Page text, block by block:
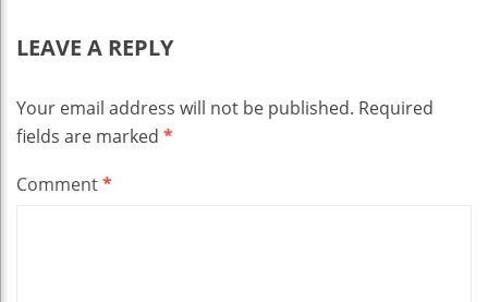
LEAVE A REPLY
Your email address will not be published. Required
fields are marked *
Comment*